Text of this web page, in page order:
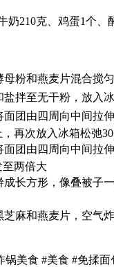
奶210克、鸡蛋1个、
母粉和燕麦片混合搅匀
盐拌至无干粉，放入
面团由四周向中间拉
再次放入冰箱松弛
面团由四周向中间拉
两倍大
成长方形，像叠被子
芝麻和燕麦片，空气
锅美食 #美食 #免揉